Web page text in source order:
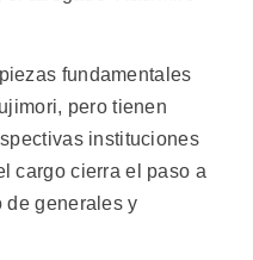
fundamentales
pero tienen
instituciones
cargo cierra el paso a
de generales y